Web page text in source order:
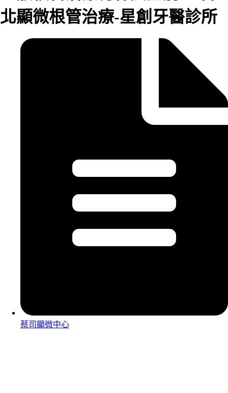
北顯微根管治療-星創牙醫診所
蔡司顯微中心